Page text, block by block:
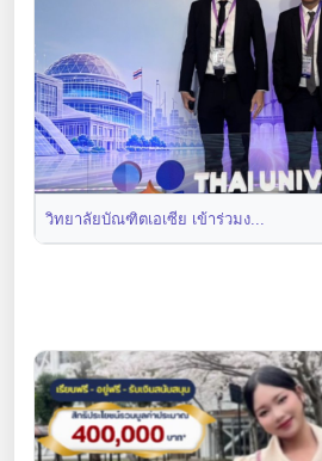
วิทยาลัยบัณฑิตเอเซีย เข้าร่วมง...